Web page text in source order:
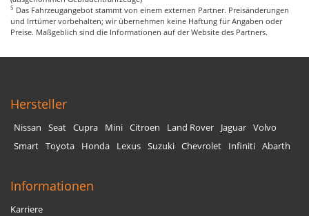
5 Das Fahrzeugangebot stammt von einem externen Partner. Preisänderungen
und Irrtümer vorbehalten; wir übernehmen keine Haftung für Angaben oder
Preise. Maßgeblich sind die Informationen auf der Website des Partners.
Hersteller
Nissan Seat Cupra Mini Citroen Land Rover Jaguar Volvo
Smart Toyota Honda Lexus Suzuki Chevrolet Infiniti Abarth
Informationen
Karriere